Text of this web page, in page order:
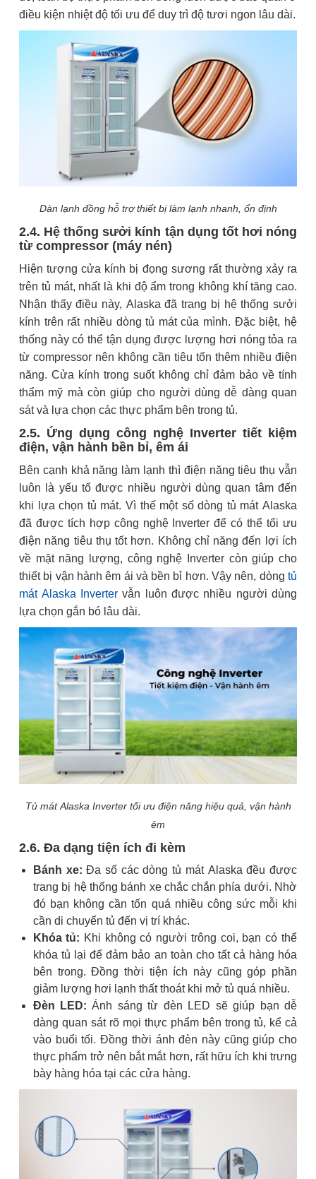
điều kiện nhiệt độ tối ưu để duy trì độ tươi ngon lâu dài.
Dàn lạnh đồng hỗ trợ thiết bị làm lạnh nhanh, ổn định
2.4. Hệ thống sưởi kính tận dụng tốt hơi nóng
từ compressor (máy nén)
Hiện tượng cửa kính bị đọng sương rất thường xảy ra
trên tủ mát, nhất là khi độ ẩm trong không khí tăng cao.
Nhận thấy điều này, Alaska đã trang bị hệ thống sưởi
kính trên rất nhiều dòng tủ mát của mình. Đặc biệt, hệ
thống này có thể tận dụng được lượng hơi nóng tỏa ra
từ compressor nên không cần tiêu tốn thêm nhiều điện
năng. Cửa kính trong suốt không chỉ đảm bảo về tính
thẩm mỹ mà còn giúp cho người dùng dễ dàng quan
sát và lựa chọn các thực phẩm bên trong tủ.
2.5. Ứng dụng công nghệ Inverter tiết kiệm
điện, vận hành bền bỉ, êm ái
Bên cạnh khả năng làm lạnh thì điện năng tiêu thụ vẫn
luôn là yếu tố được nhiều người dùng quan tâm đến
khi lựa chọn tủ mát. Vì thế một số dòng tủ mát Alaska
đã được tích hợp công nghệ Inverter để có thể tối ưu
điện năng tiêu thụ tốt hơn. Không chỉ năng đến lợi ích
về mặt năng lượng, công nghệ Inverter còn giúp cho
thiết bị vận hành êm ái và bền bỉ hơn. Vậy nên, dòng tủ
mát Alaska Inverter vẫn luôn được nhiều người dùng
lựa chọn gắn bó lâu dài.
Tủ mát Alaska Inverter tối ưu điện năng hiệu quả, vận hành
êm
2.6. Đa dạng tiện ích đi kèm
Bánh xe: Đa số các dòng tủ mát Alaska đều được
trang bị hệ thống bánh xe chắc chắn phía dưới. Nhờ
đó bạn không cần tốn quá nhiều công sức mỗi khi
cần di chuyển tủ đến vị trí khác.
Khóa tủ: Khi không có người trông coi, bạn có thể
khóa tủ lại để đảm bảo an toàn cho tất cả hàng hóa
bên trong. Đồng thời tiện ích này cũng góp phần
giảm lượng hơi lạnh thất thoát khi mở tủ quá nhiều.
Đèn LED: Ánh sáng từ đèn LED sẽ giúp bạn dễ
dàng quan sát rõ mọi thực phẩm bên trong tủ, kể cả
vào buổi tối. Đồng thời ánh đèn này cũng giúp cho
thực phẩm trở nên bắt mắt hơn, rất hữu ích khi trưng
bày hàng hóa tại các cửa hàng.